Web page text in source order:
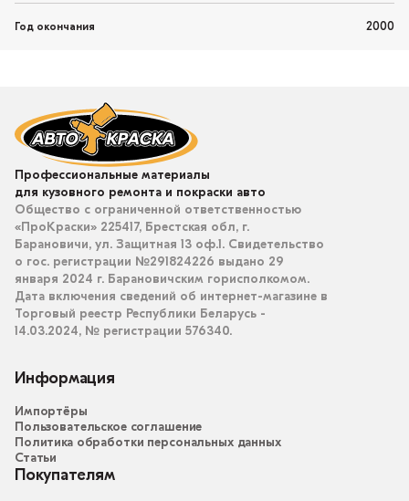
Год окончания 2000
Профессиональные материалы
для кузовного ремонта и покраски авто
Общество с ограниченной ответственностью
«ПроКраски» 225417, Брестская обл, г.
Барановичи, ул. Защитная 13 оф.1. Свидетельство
о гос. регистрации №291824226 выдано 29
января 2024 г. Барановичским горисполкомом.
Дата включения сведений об интернет-магазине в
Торговый реестр Республики Беларусь -
14.03.2024, № регистрации 576340.
Информация
Импортёры
Пользовательское соглашение
Политика обработки персональных данных
Статьи
Покупателям